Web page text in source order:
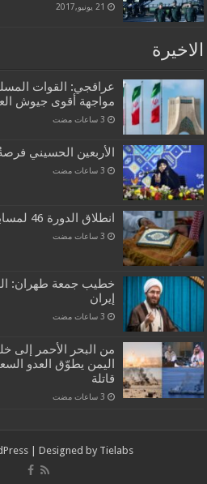
21 يونيو,2017
الاخيرة
عراقجي: القوات
مواجهة أقوى جيوش
الأربعين الحسيني
انطلاق الدورة 46 لمسابقة القرآن الدولية في مكة
خطيب جمعة طهران:
إيران
من البحر الأحمر إلى
اليمن يطوّق العدو
قاتلة
| Designed by Tielabs